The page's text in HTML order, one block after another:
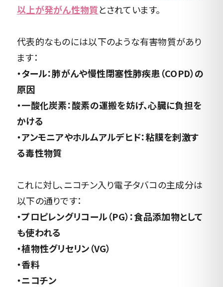
以上が発がん性物質とされています。
代表的なものには以下のような有害物質があり
ます：
・タール：肺がんや慢性閉塞性肺疾患（COPD）の
原因
・一酸化炭素：酸素の運搬を妨げ、心臓に負担を
かける
・アンモニアやホルムアルデヒド：粘膜を刺激す
る毒性物質
これに対し、ニコチン入り電子タバコの主成分は
以下の通りです：
・プロピレングリコール（PG）：食品添加物として
も使われる
・植物性グリセリン（VG）
・香料
・ニコチン